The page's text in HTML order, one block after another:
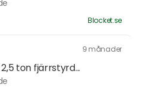
Blocket.se
9 månader
ton fjärrstyrd...